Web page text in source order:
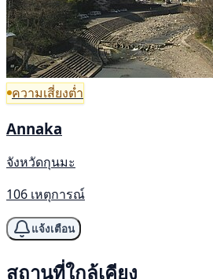
ความเสี่ยงต่ำ
Annaka
จังหวัดกุนมะ
106 เหตุการณ์
แจ้งเตือน
สถานที่ใกล้เคียง